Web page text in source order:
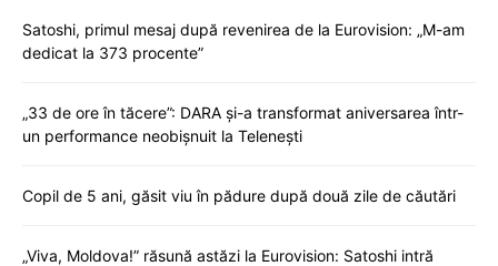
Satoshi, primul mesaj după revenirea de la Eurovision: „M-am
dedicat la 373 procente”
„33 de ore în tăcere”: DARA și-a transformat aniversarea într-
un performance neobișnuit la Telenești
Copil de 5 ani, găsit viu în pădure după două zile de căutări
„Viva, Moldova!” răsună astăzi la Eurovision: Satoshi intră